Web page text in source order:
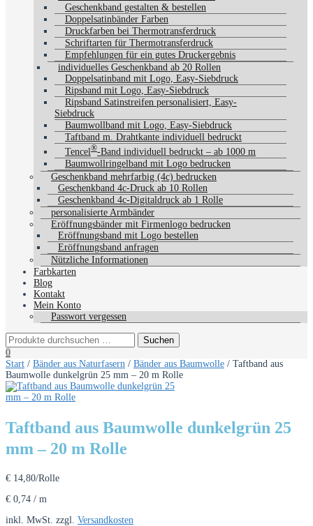
Geschenkband gestalten & bestellen
Doppelsatinbänder Farben
Druckfarben bei Thermotransferdruck
Schriftarten für Thermotransferdruck
Empfehlungen für ein gutes Druckergebnis
individuelles Geschenkband ab 20 Rollen
Doppelsatinband mit Logo, Easy-Siebdruck
Ripsband mit Logo, Easy-Siebdruck
Ripsband Satinstreifen personalisiert, Easy-
Siebdruck
Baumwollband mit Logo, Easy-Siebdruck
Taftband m. Drahtkante individuell bedruckt
Tencel®-Band individuell bedruckt – ab 1000 m
Baumwollringelband mit Logo bedrucken
Geschenkband mehrfarbig (4c) bedrucken
Geschenkband 4c-Druck ab 10 Rollen
Geschenkband 4c-Digitaldruck ab 1 Rolle
personalisierte Armbänder
Eröffnungsbänder mit Firmenlogo bedrucken
Eröffnungsband mit Logo bestellen
Eröffnungsband anfragen
Nützliche Informationen
Farbkarten
Blog
Kontakt
Mein Konto
Passwort vergessen
0
Start / Bänder aus Naturfasern / Bänder aus Baumwolle / Taftband aus
Baumwolle dunkelgrün 25 mm – 20 m Rolle
Taftband aus Baumwolle dunkelgrün 25
mm – 20 m Rolle
€ 14,80/Rolle
€ 0,74 / m
inkl. MwSt. zzgl. Versandkosten